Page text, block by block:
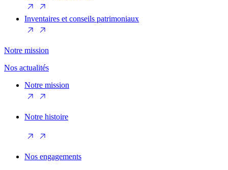
Inventaires et conseils patrimoniaux
Notre mission
Nos actualités
Notre mission
Notre histoire
Nos engagements